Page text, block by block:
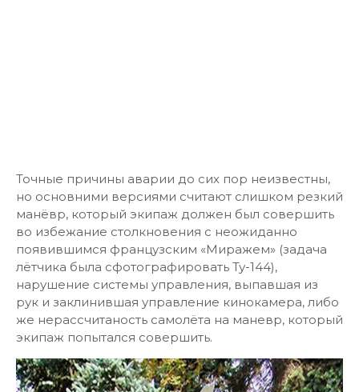
Точные причины аварии до сих пор неизвестны,
но основними версиями считают слишком резкий
манёвр, который экипаж должен был совершить
во избежание столкновения с неожиданно
появившимся французским «Миражем» (задача
лётчика была сфотографировать Ту-144),
нарушение системы управления, выпавшая из
рук и заклинившая управление кинокамера, либо
же нерассчитаность самолёта на маневр, который
экипаж попытался совершить.